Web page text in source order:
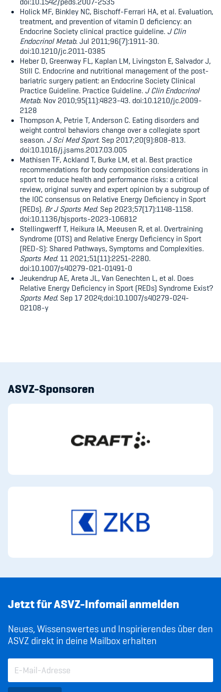
Holick MF, Binkley NC, Bischoff-Ferrari HA, et al. Evaluation,
treatment, and prevention of vitamin D deficiency: an
Endocrine Society clinical practice guideline. J Clin
Endocrinol Metab. Jul 2011;96(7):1911-30.
doi:10.1210/jc.2011-0385
Heber D, Greenway FL, Kaplan LM, Livingston E, Salvador J,
Still C. Endocrine and nutritional management of the post-
bariatric surgery patient: an Endocrine Society Clinical
Practice Guideline. Practice Guideline. J Clin Endocrinol
Metab. Nov 2010;95(11):4823-43. doi:10.1210/jc.2009-
2128
Thompson A, Petrie T, Anderson C. Eating disorders and
weight control behaviors change over a collegiate sport
season. J Sci Med Sport. Sep 2017;20(9):808-813.
doi:10.1016/j.jsams.2017.03.005
Mathisen TF, Ackland T, Burke LM, et al. Best practice
recommendations for body composition considerations in
sport to reduce health and performance risks: a critical
review, original survey and expert opinion by a subgroup of
the IOC consensus on Relative Energy Deficiency in Sport
(REDs). Br J Sports Med. Sep 2023;57(17):1148-1158.
doi:10.1136/bjsports-2023-106812
Stellingwerff T, Heikura IA, Meeusen R, et al. Overtraining
Syndrome (OTS) and Relative Energy Deficiency in Sport
(RED-S): Shared Pathways, Symptoms and Complexities.
Sports Med. 11 2021;51(11):2251-2280.
doi:10.1007/s40279-021-01491-0
Jeukendrup AE, Areta JL, Van Genechten L, et al. Does
Relative Energy Deficiency in Sport (REDs) Syndrome Exist?
Sports Med. Sep 17 2024;doi:10.1007/s40279-024-
02108-y
ASVZ-Sponsoren
Jetzt für ASVZ-Infomail anmelden
Neues, Wissenswertes und Inspirierendes über den
ASVZ direkt in deine Mailbox erhalten